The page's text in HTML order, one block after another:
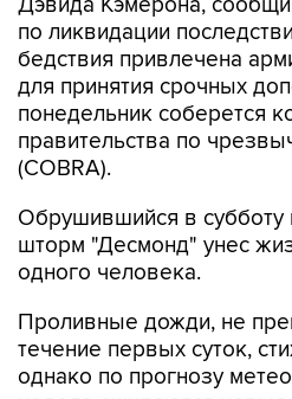
бедствия привлечена
для принятия срочных
понедельник соберется
правительства по
(COBRA).
Обрушившийся в субботу
одного человека.
Проливные дожди, не
однако по прогнозу
неделе ожидаются новые